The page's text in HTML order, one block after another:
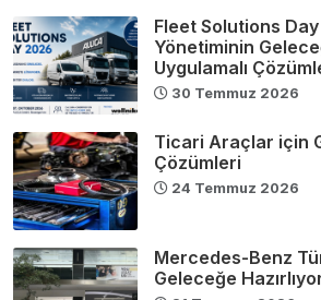
Fleet Solutions
Yönetiminin
Uygulamalı
30 Temmuz 2026
Ticari Araçlar için
Çözümleri
24 Temmuz 2026
Mercedes-Benz
Geleceğe